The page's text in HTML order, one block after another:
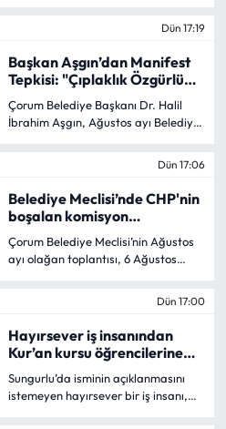
geçirilmesinin hedeflendiğini söyledi.
Aşgın, bakanlık desteğinin
sağlanamaması halinde sahanın
belediyenin öz kaynaklarıyla
yapılacağını açıkladı.
Dün 17:19
Başkan Aşgın’dan Manifest
Tepkisi: "Çıplaklık Özgürlük
Değildir!"
Çorum Belediye Başkanı Dr. Halil
İbrahim Aşgın, Ağustos ayı Belediye
yönelttiği eleştirilere cevap verdi.
Dün 17:06
Belediye Meclisi’nde CHP'nin
boşalan komisyon
üyeliklerine seçim yapıldı
Çorum Belediye Meclisi’nin Ağustos
ayı olağan toplantısı, 6 Ağustos
gerçekleştirildi.
Dün 17:00
Hayırsever iş insanından
Kur’an kursu öğrencilerine
dondurma ikramı
Sungurlu’da isminin açıklanmasını
istemeyen hayırsever bir iş insanı,